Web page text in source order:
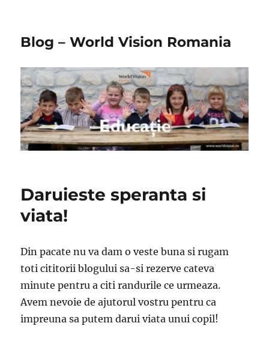
Blog – World Vision Romania
Daruieste speranta si
viata!
Din pacate nu va dam o veste buna si rugam
toti cititorii blogului sa-si rezerve cateva
minute pentru a citi randurile ce urmeaza.
Avem nevoie de ajutorul vostru pentru ca
impreuna sa putem darui viata unui copil!